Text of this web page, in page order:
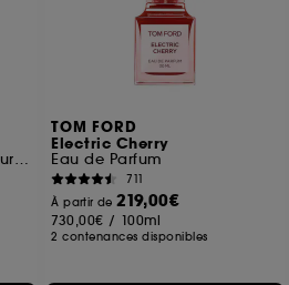
Eau de parfum Boisée Gourmande
TOM FORD
Electric Cherry
Eau de Parfum
711
À partir de219,00€
730,00€ / 100ml
2 contenances disponibles